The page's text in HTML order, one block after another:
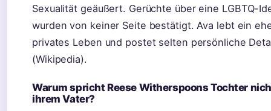
Sexualität geäußert. Gerüchte über eine LGBTQ-
wurden von keiner Seite bestätigt. Ava lebt ein
privates Leben und postet selten persönliche
(Wikipedia).
Warum spricht Reese Witherspoons Tochter
ihrem Vater?